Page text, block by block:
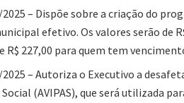
– Dispõe sobre a criação do
efetivo. Os valores serão de
R$ 227,00 para quem tem
– Autoriza o Executivo a
(AVIPAS), que será utilizada